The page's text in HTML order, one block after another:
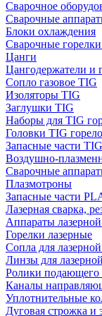
Сварочное
Сварочные
Блоки охлаждения
Сварочные
Цанги
Цангодержатели и
Сопло газовое TIG
Изоляторы TIG
Заглушки TIG
Наборы для TIG
Головки TIG
Запасные части TIG
Воздушно-
Сварочные
Плазмотроны
Запасные части
Лазерная сварка,
Аппараты
Горелки лазерные
Сопла для
Линзы для
Ролики подающего
Каналы
Уплотнительные
Дуговая строжка и